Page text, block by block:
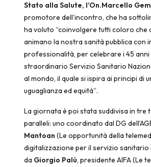
Stato alla Salute, l’On.Marcello
promotore dell’incontro, che ha
ha voluto “coinvolgere tutti coloro che
animano la nostra sanità pubblica con
professionalità, per celebrare i 45
straordinario Servizio Sanitario
al mondo, il quale si ispira ai principi di
uguaglianza ed equità”.
La giornata è poi stata suddivisa in tre
paralleli: uno coordinato dal DG
Mantoan (Le opportunità della
digitalizzazione per il servizio sanitario
da Giorgio Palù, presidente AIFA (Le